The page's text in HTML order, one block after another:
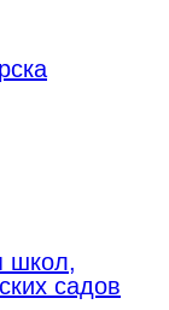
школ,
садов